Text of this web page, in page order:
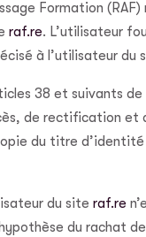
Formation
raf.re. L’utilisateur
à l’utilisateur du
38 et suivants
de rectification et
du titre
du site raf.re
du rachat